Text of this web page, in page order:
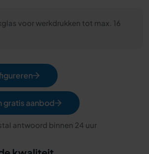
voor werkdrukken tot max. 16
gratis aanbod
antwoord binnen 24 uur